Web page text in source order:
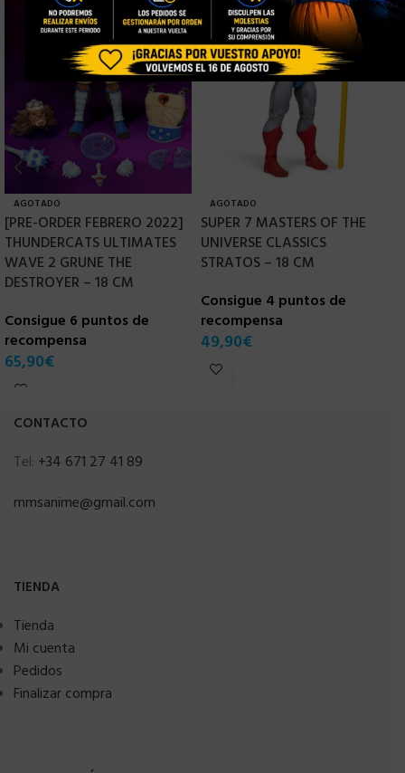
AGOTADO
[PRE-ORDER FEBRERO 2022]
THUNDERCATS ULTIMATES
WAVE 2 GRUNE THE
DESTROYER – 18 CM
Consigue 6 puntos de
recompensa
65,90€
AGOTADO
SUPER 7 MASTERS OF THE
UNIVERSE CLASSICS
STRATOS – 18 CM
Consigue 4 puntos de
recompensa
49,90€
CONTACTO
Tel: +34 671 27 41 89
mmsanime@gmail.com
TIENDA
Tienda
Mi cuenta
Pedidos
Finalizar compra